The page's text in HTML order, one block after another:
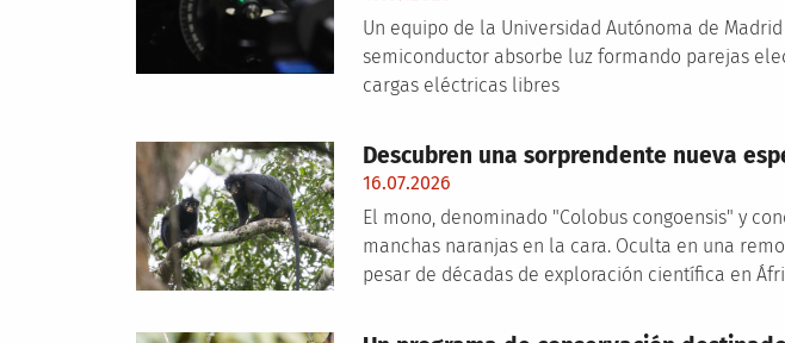
Un equipo de la Universidad Autónoma de
semiconductor absorbe luz formando parejas
cargas eléctricas libres
Descubren una sorprendente nueva
16.07.2026
El mono, denominado "Colobus congoensis" y
manchas naranjas en la cara. Oculta en una
pesar de décadas de exploración científica en